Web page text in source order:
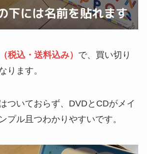
税込・送料込み） で、買い切り
ります。
ついておらず、DVDとCDがメイ
プル且つわかりやすいです。